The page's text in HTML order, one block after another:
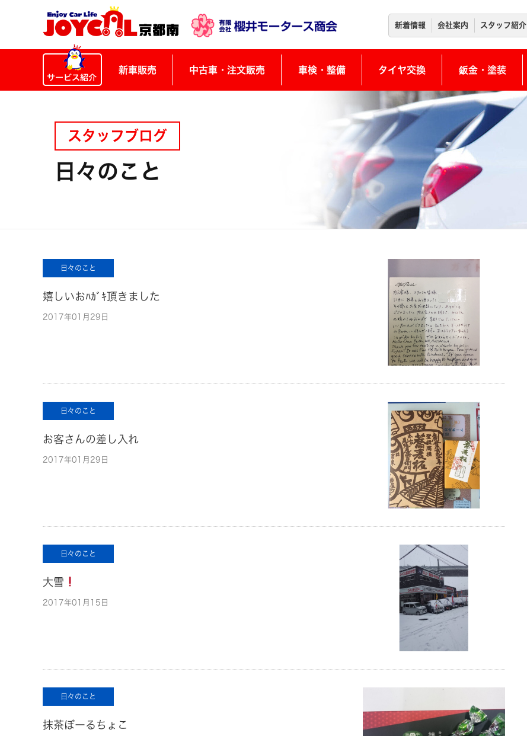
新着情報 会社案内 スタッフ紹介
新車販売 中古車・注文販売 車検・整備 タイヤ交換 鈑金・塗装
スタッフブログ
日々のこと
日々のこと
嬉しいおﾊｶﾞｷ頂きました
2017年01月29日
日々のこと
お客さんの差し入れ
2017年01月29日
日々のこと
大雪
2017年01月15日
日々のこと
抹茶ぼーるちょこ